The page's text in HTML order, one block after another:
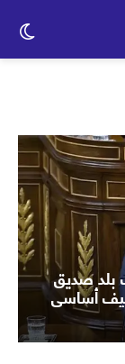
بلد صديق
أساسي